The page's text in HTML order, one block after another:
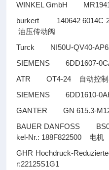
WINKEL GmbH
burkert 140642 6014C
油压传动阀
Turck NI50U-QV40-
SIEMENS 6DD1607-
ATR OT4-24 自动控
SIEMENS 6DD1610-
GANTER GN 615.3-
BAUER DANFOSS
kel-Nr.: 188F822500 电机
GHR Hochdruck-
r:22125S1G1